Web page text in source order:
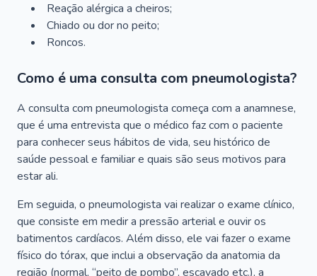
Reação alérgica a cheiros;
Chiado ou dor no peito;
Roncos.
Como é uma consulta com pneumologista?
A consulta com pneumologista começa com a anamnese,
que é uma entrevista que o médico faz com o paciente
para conhecer seus hábitos de vida, seu histórico de
saúde pessoal e familiar e quais são seus motivos para
estar ali.
Em seguida, o pneumologista vai realizar o exame clínico,
que consiste em medir a pressão arterial e ouvir os
batimentos cardíacos. Além disso, ele vai fazer o exame
físico do tórax, que inclui a observação da anatomia da
região (normal, “peito de pombo”, escavado etc.), a